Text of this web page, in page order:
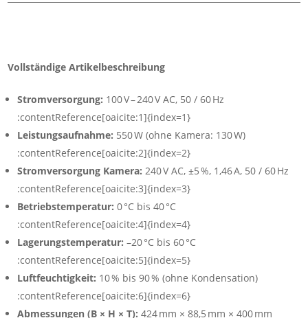
Vollständige Artikelbeschreibung
Stromversorgung: 100 V – 240 V AC, 50 / 60 Hz
:contentReference[oaicite:1]{index=1}
Leistungsaufnahme: 550 W (ohne Kamera: 130 W)
:contentReference[oaicite:2]{index=2}
Stromversorgung Kamera: 240 V AC, ±5 %, 1,46 A, 50 / 60 Hz
:contentReference[oaicite:3]{index=3}
Betriebstemperatur: 0 °C bis 40 °C
:contentReference[oaicite:4]{index=4}
Lagerungstemperatur: –20 °C bis 60 °C
:contentReference[oaicite:5]{index=5}
Luftfeuchtigkeit: 10 % bis 90 % (ohne Kondensation)
:contentReference[oaicite:6]{index=6}
Abmessungen (B × H × T): 424 mm × 88,5 mm × 400 mm